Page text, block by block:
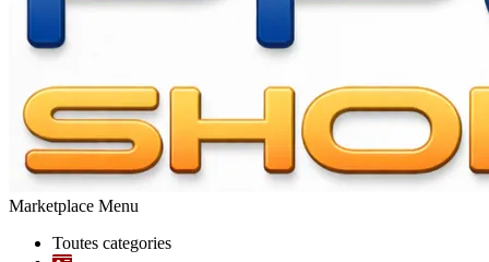
Marketplace Menu
Toutes categories